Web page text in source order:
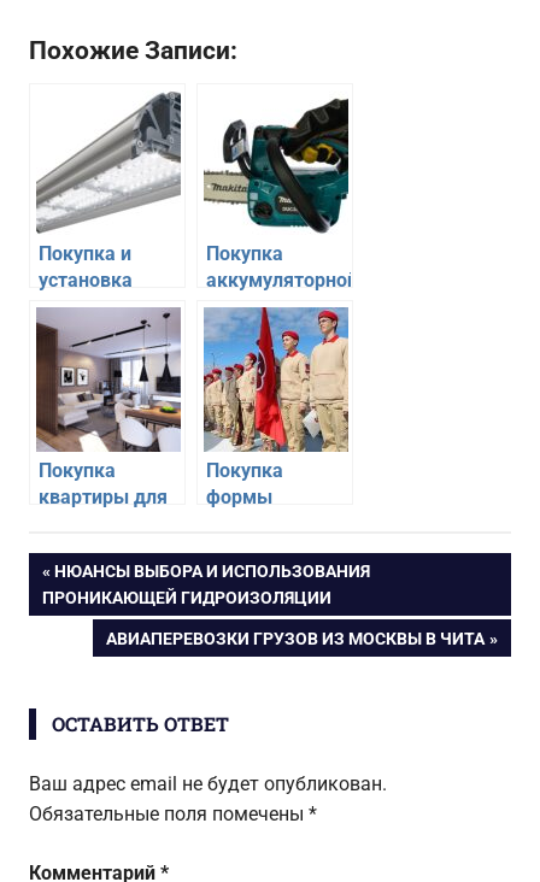
Похожие Записи:
Покупка и
установка
уличных
светильников
Покупка
аккумуляторной
цепной пилы
Покупка
квартиры для
Покупка
формы
интернет-
магазин
Навигация
ПРЕДЫДУЩАЯ
ЗАПИСЬ:
НЮАНСЫ ВЫБОРА И ИСПОЛЬЗОВАНИЯ
ПРОНИКАЮЩЕЙ ГИДРОИЗОЛЯЦИИ
СЛЕДУЮЩАЯ
ЗАПИСЬ:
АВИАПЕРЕВОЗКИ ГРУЗОВ ИЗ МОСКВЫ В ЧИТА
ОСТАВИТЬ ОТВЕТ
Ваш адрес email не будет опубликован.
Обязательные поля помечены *
Комментарий *